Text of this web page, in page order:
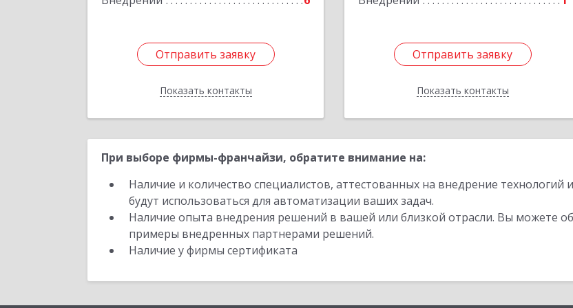
Отправить заявку
Показать контакты
Отправить заявку
Назад
Отправить заявку
Показать контакты
Отправить заявку
Назад
При выборе фирмы-франчайзи, обратите внимание на:
Наличие и количество специалистов, аттестованных на внедрение
будут использоваться для автоматизации ваших задач.
Наличие опыта внедрения решений в вашей или близкой отрасли. Вы можете
примеры внедренных партнерами решений.
Наличие у фирмы сертификата